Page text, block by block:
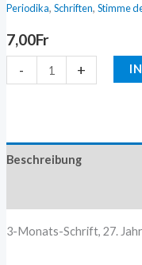
Periodika, Schriften, Stimme
7,00Fr
- +
Beschreibung
3-Monats-Schrift, 27.